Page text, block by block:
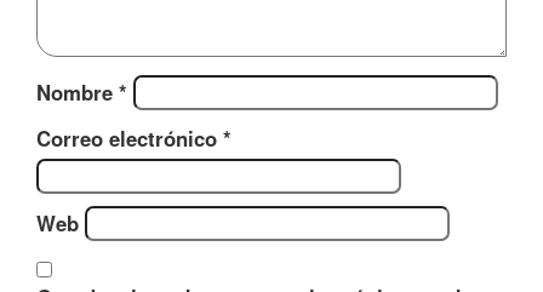
Nombre *
Correo electrónico *
Web